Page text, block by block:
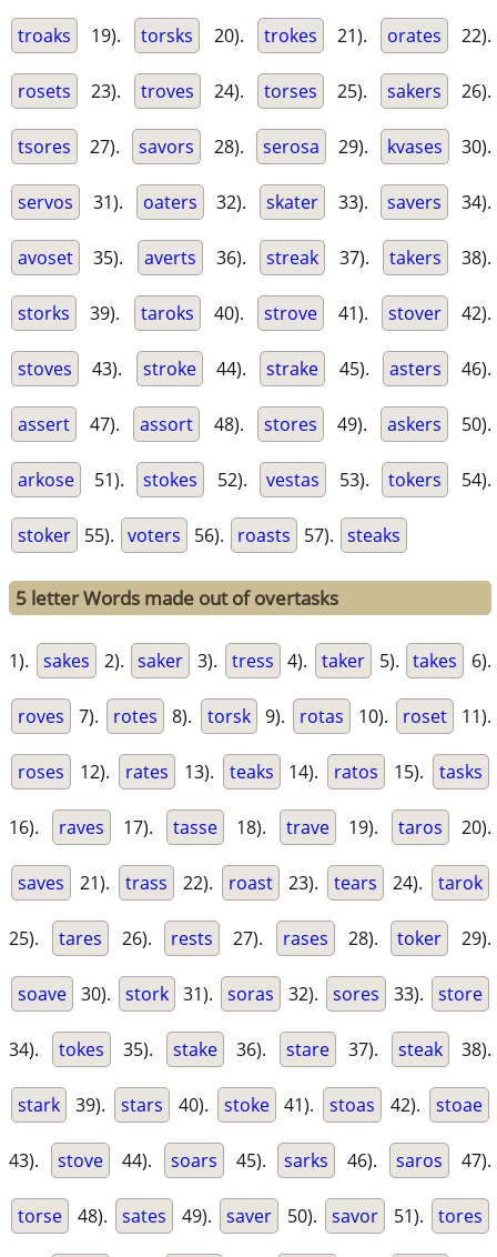
troaks 19). torsks 20). trokes 21). orates 22).
rosets 23). troves 24). torses 25). sakers 26).
tsores 27). savors 28). serosa 29). kvases 30).
servos 31). oaters 32). skater 33). savers 34).
avoset 35). averts 36). streak 37). takers 38).
storks 39). taroks 40). strove 41). stover 42).
stoves 43). stroke 44). strake 45). asters 46).
assert 47). assort 48). stores 49). askers 50).
arkose 51). stokes 52). vestas 53). tokers 54).
stoker 55). voters 56). roasts 57). steaks
5 letter Words made out of overtasks
1). sakes 2). saker 3). tress 4). taker 5). takes 6).
roves 7). rotes 8). torsk 9). rotas 10). roset 11).
roses 12). rates 13). teaks 14). ratos 15). tasks
16). raves 17). tasse 18). trave 19). taros 20).
saves 21). trass 22). roast 23). tears 24). tarok
25). tares 26). rests 27). rases 28). toker 29).
soave 30). stork 31). soras 32). sores 33). store
34). tokes 35). stake 36). stare 37). steak 38).
stark 39). stars 40). stoke 41). stoas 42). stoae
43). stove 44). soars 45). sarks 46). saros 47).
torse 48). sates 49). saver 50). savor 51). tores